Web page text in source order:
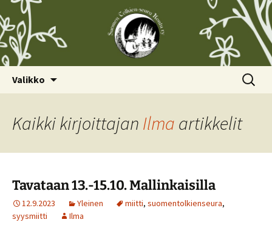
Valikko Haku:
Kaikki kirjoittajan Ilma artikkelit
Tavataan 13.-15.10. Mallinkaisilla
12.9.2023 Yleinen miitti, suomentolkienseura,
syysmiitti
Ilma